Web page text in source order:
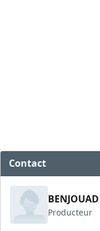
Contact
BENJOUAD
Producteur